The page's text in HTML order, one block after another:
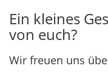
Ein kleines
von euch?
Wir freuen uns